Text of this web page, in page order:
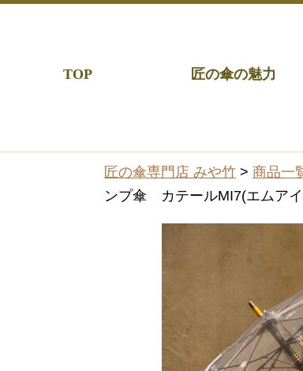
TOP 匠の傘の魅力
匠の傘専門店 みや竹 > 商品一
ンプ傘 カテールMI7(エムア